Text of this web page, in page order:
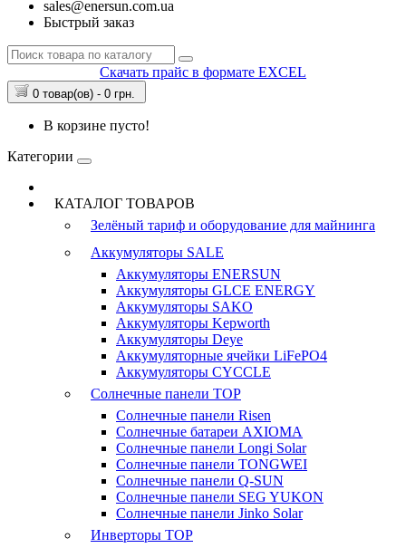
sales@enersun.com.ua
Быстрый заказ
Скачать прайс в формате EXCEL
0 товар(ов) - 0 грн.
В корзине пусто!
Категории
КАТАЛОГ ТОВАРОВ
Зелёный тариф и оборудование для майнинга
Аккумуляторы SALE
Аккумуляторы ENERSUN
Аккумуляторы GLCE ENERGY
Аккумуляторы SAKO
Аккумуляторы Kepworth
Аккумуляторы Deye
Аккумуляторные ячейки LiFePO4
Аккумуляторы CYCCLE
Солнечные панели TOP
Солнечные панели Risen
Солнечные батареи AXIOMA
Солнечные панели Longi Solar
Солнечные панели TONGWEI
Солнечные панели Q-SUN
Солнечные панели SEG YUKON
Солнечные панели Jinko Solar
Инверторы TOP